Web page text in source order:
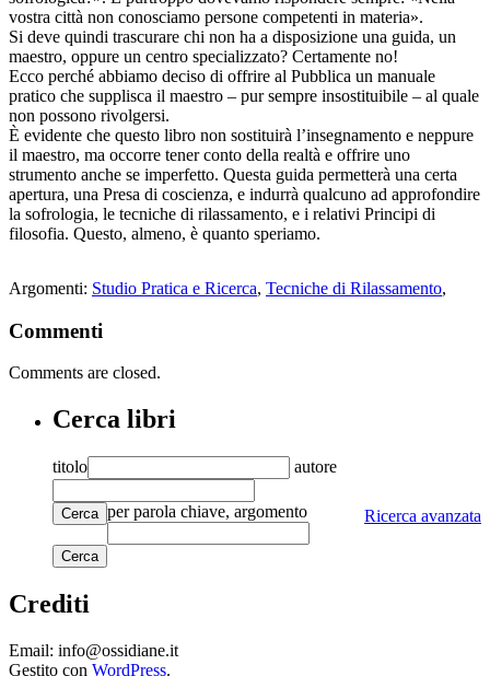
vostra città non conosciamo persone competenti in materia».
Si deve quindi trascurare chi non ha a disposizione una guida, un
maestro, oppure un centro specializzato? Certamente no!
Ecco perché abbiamo deciso di offrire al Pubblica un manuale
pratico che supplisca il maestro – pur sempre insostituibile – al quale
non possono rivolgersi.
È evidente che questo libro non sostituirà l’insegnamento e neppure
il maestro, ma occorre tener conto della realtà e offrire uno
strumento anche se imperfetto. Questa guida permetterà una certa
apertura, una Presa di coscienza, e indurrà qualcuno ad approfondire
la sofrologia, le tecniche di rilassamento, e i relativi Principi di
filosofia. Questo, almeno, è quanto speriamo.
Argomenti: Studio Pratica e Ricerca, Tecniche di Rilassamento,
Commenti
Comments are closed.
Cerca libri
titolo autore
Cerca Ricerca avanzata
per parola chiave, argomento
Crediti
Email: info@ossidiane.it
Gestito con WordPress.